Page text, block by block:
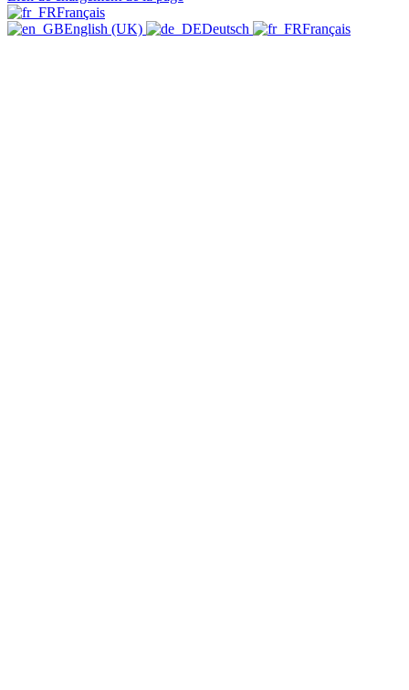
Français
English (UK)
Deutsch Français